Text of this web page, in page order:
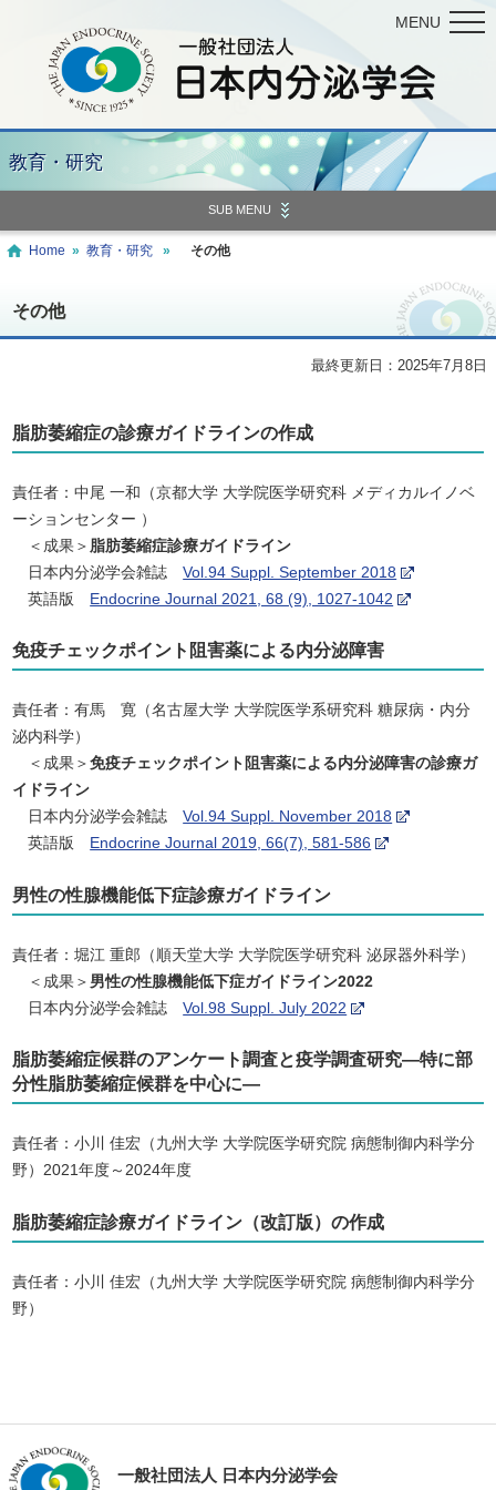
MENU
教育・研究
SUB MENU
Home » 教育・研究 » その他
その他
最終更新日：2025年7月8日
脂肪萎縮症の診療ガイドラインの作成
責任者：中尾 一和（京都大学 大学院医学研究科 メディカルイノベ
ーションセンター ）
＜成果＞ 脂肪萎縮症診療ガイドライン
日本内分泌学会雑誌Vol.94 Suppl. September 2018
英語版 Endocrine Journal 2021, 68 (9), 1027-1042
免疫チェックポイント阻害薬による内分泌障害
責任者：有馬 寛（名古屋大学 大学院医学系研究科 糖尿病・内分
泌内科学）
＜成果＞免疫チェックポイント阻害薬による内分泌障害の診療ガ
イドライン
日本内分泌学会雑誌Vol.94 Suppl. November 2018
英語版
Endocrine Journal 2019, 66(7), 581-586
男性の性腺機能低下症診療ガイドライン
責任者：堀江 重郎（順天堂大学 大学院医学研究科 泌尿器外科学）
＜成果＞ 男性の性腺機能低下症ガイドライン2022
日本内分泌学会雑誌Vol.98 Suppl. July 2022
脂肪萎縮症候群のアンケート調査と疫学調査研究―特に部
分性脂肪萎縮症候群を中心に―
責任者：小川 佳宏（九州大学 大学院医学研究院 病態制御内科学分
野）2021年度～2024年度
脂肪萎縮症診療ガイドライン（改訂版）の作成
責任者：小川 佳宏（九州大学 大学院医学研究院 病態制御内科学分
野）
一般社団法人 日本内分泌学会